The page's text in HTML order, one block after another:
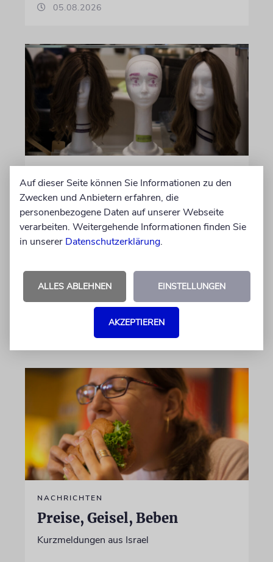
05.08.2026
Perücken-Preisexplosion in
Israel: 11.000 Euro für einen
Scheitel
Orthodoxe Kopfbedeckungen werden auch für
einführen, fordert eine Anwältin
NACHRICHTEN
Preise, Geisel, Beben
Kurzmeldungen aus Israel
Auf dieser Seite können Sie Informationen zu den
Zwecken und Anbietern erfahren, die
personenbezogene Daten auf unserer Webseite
verarbeiten. Weitergehende Informationen finden Sie
in unserer Datenschutzerklärung.
ALLES ABLEHNEN EINSTELLUNGEN
AKZEPTIEREN